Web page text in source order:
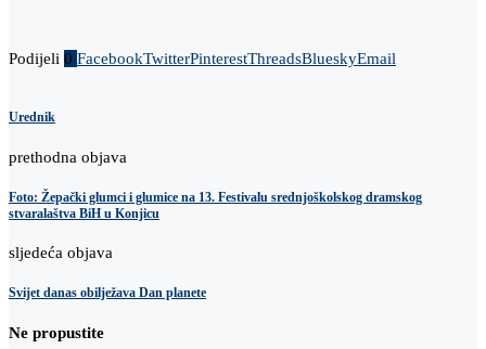
Podijeli 0 FacebookTwitterPinterestThreadsBlueskyEmail
Urednik
prethodna objava
Foto: Žepački glumci i glumice na 13. Festivalu srednjoškolskog dramskog
stvaralaštva BiH u Konjicu
sljedeća objava
Svijet danas obilježava Dan planete
Ne propustite